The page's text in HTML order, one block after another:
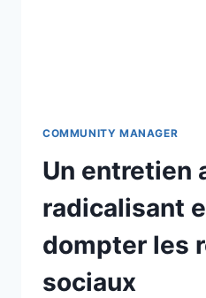
COMMUNITY MANAGER
Un entretien
radicalisant
dompter les
sociaux